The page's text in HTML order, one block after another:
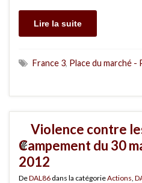
Lire la suite
France 3, Place du marché -
Violence contre
Campement du 30
2012
DeDAL86 dans la catégorieActions